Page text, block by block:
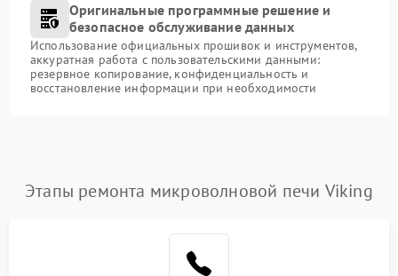
Оригинальные программные решение и
безопасное обслуживание данных
Использование официальных прошивок и инструментов,
аккуратная работа с пользовательскими данными:
резервное копирование, конфиденциальность и
восстановление информации при необходимости
Этапы ремонта микроволновой печи Viking